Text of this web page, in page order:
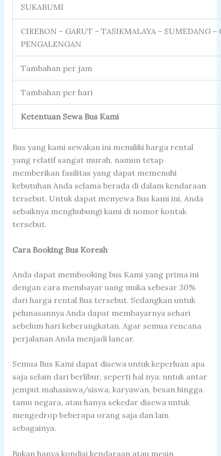
SUKABUMI
CIREBON – GARUT – TASIKMALAYA – SUMEDANG –
PENGALENGAN
Tambahan per jam
Tambahan per hari
Ketentuan Sewa Bus Kami
Bus yang kami sewakan ini memiliki harga rental
yang relatif sangat murah, namun tetap
memberikan fasilitas yang dapat memenuhi
kebutuhan Anda selama berada di dalam kendaraan
tersebut. Untuk dapat menyewa Bus kami ini, Anda
sebaiknya menghubungi kami di nomor kontak
tersebut.
Cara Booking Bus Koresh
Anda dapat membooking bus Kami yang prima ini
dengan cara membayar uang muka sebesar 30%
dari harga rental Bus tersebut. Sedangkan untuk
pelunasannya Anda dapat membayarnya sehari
sebelum hari keberangkatan. Agar semua rencana
perjalanan Anda menjadi lancar.
Semua Bus Kami dapat disewa untuk keperluan apa
saja selain dari berlibur, seperti hal nya: untuk antar
jemput mahasiswa/siswa, karyawan, besan hingga
tamu negara, atau hanya sekedar disewa untuk
mengedrop beberapa orang saja dan lain
sebagainya.
Bukan hanya kondisi kendaraan atau mesin